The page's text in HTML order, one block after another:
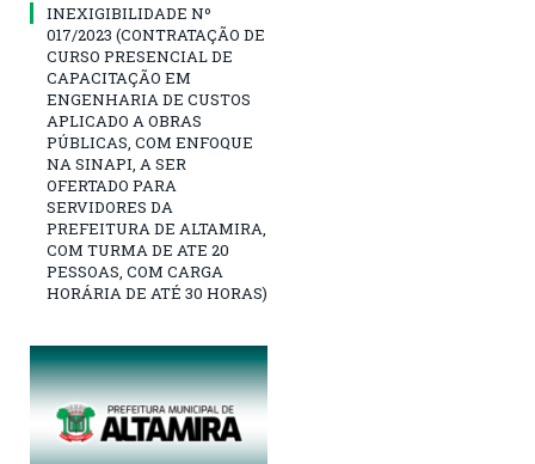
INEXIGIBILIDADE Nº
017/2023 (CONTRATAÇÃO DE
CURSO PRESENCIAL DE
CAPACITAÇÃO EM
ENGENHARIA DE CUSTOS
APLICADO A OBRAS
PÚBLICAS, COM ENFOQUE
NA SINAPI, A SER
OFERTADO PARA
SERVIDORES DA
PREFEITURA DE ALTAMIRA,
COM TURMA DE ATE 20
PESSOAS, COM CARGA
HORÁRIA DE ATÉ 30 HORAS)